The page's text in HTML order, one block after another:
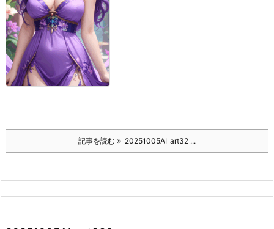
記事を読む 20251005AI_art32 ...